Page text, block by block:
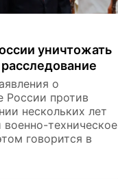
уничтожать
о
России против
нескольких лет
техническое
говорится в